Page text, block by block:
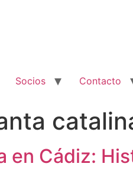
Socios Contacto
en Cádiz: